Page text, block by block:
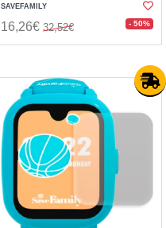
SAVEFAMILY
16,26€ 32,52€ - 50%